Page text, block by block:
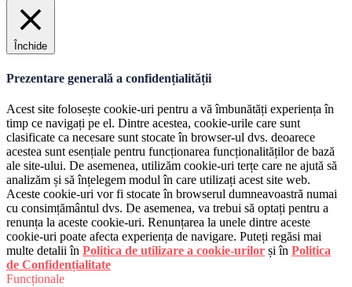
Închide
Prezentare generală a confidențialității
Acest site folosește cookie-uri pentru a vă îmbunătăți experiența în
timp ce navigați pe el. Dintre acestea, cookie-urile care sunt
clasificate ca necesare sunt stocate în browser-ul dvs. deoarece
acestea sunt esențiale pentru funcționarea funcționalităților de bază
ale site-ului. De asemenea, utilizăm cookie-uri terțe care ne ajută să
analizăm și să înțelegem modul în care utilizați acest site web.
Aceste cookie-uri vor fi stocate în browserul dumneavoastră numai
cu consimțământul dvs. De asemenea, va trebui să optați pentru a
renunța la aceste cookie-uri. Renunțarea la unele dintre aceste
cookie-uri poate afecta experiența de navigare. Puteți regăsi mai
multe detalii în Politica de utilizare a cookie-urilor și în Politica
de Confidențialitate
Funcționale